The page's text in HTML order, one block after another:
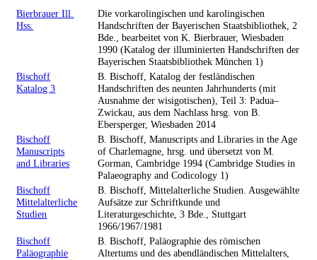
Bierbrauer Ill.
Hss.
Die vorkarolingischen und karolingischen
Handschriften der Bayerischen Staatsbibliothek, 2
Bde., bearbeitet von K. Bierbrauer, Wiesbaden
1990 (Katalog der illuminierten Handschriften der
Bayerischen Staatsbibliothek München 1)
Bischoff
Katalog 3
B. Bischoff, Katalog der festländischen
Handschriften des neunten Jahrhunderts (mit
Ausnahme der wisigotischen), Teil 3: Padua–
Zwickau, aus dem Nachlass hrsg. von B.
Ebersperger, Wiesbaden 2014
Bischoff
Manuscripts
and Libraries
B. Bischoff, Manuscripts and Libraries in the Age
of Charlemagne, hrsg. und übersetzt von M.
Gorman, Cambridge 1994 (Cambridge Studies in
Palaeography and Codicology 1)
Bischoff
Mittelalterliche
Studien
B. Bischoff, Mittelalterliche Studien. Ausgewählte
Aufsätze zur Schriftkunde und
Literaturgeschichte, 3 Bde., Stuttgart
1966/1967/1981
Bischoff
Paläographie
B. Bischoff, Paläographie des römischen
Altertums und des abendländischen Mittelalters,